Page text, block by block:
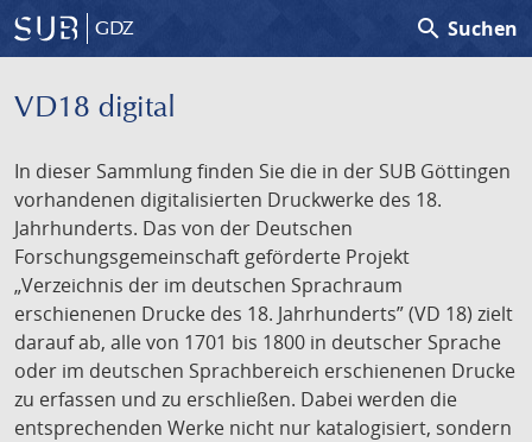
GDZ search Suchen
VD18 digital
In dieser Sammlung finden Sie die in der SUB Göttingen
vorhandenen digitalisierten Druckwerke des 18.
Jahrhunderts. Das von der Deutschen
Forschungsgemeinschaft geförderte Projekt
„Verzeichnis der im deutschen Sprachraum
erschienenen Drucke des 18. Jahrhunderts” (VD 18) zielt
darauf ab, alle von 1701 bis 1800 in deutscher Sprache
oder im deutschen Sprachbereich erschienenen Drucke
zu erfassen und zu erschließen. Dabei werden die
entsprechenden Werke nicht nur katalogisiert, sondern